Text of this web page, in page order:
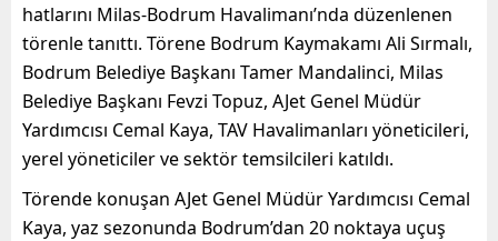
hatlarını Milas-Bodrum Havalimanı’nda düzenlenen
törenle tanıttı. Törene Bodrum Kaymakamı Ali Sırmalı,
Bodrum Belediye Başkanı Tamer Mandalinci, Milas
Belediye Başkanı Fevzi Topuz, AJet Genel Müdür
Yardımcısı Cemal Kaya, TAV Havalimanları yöneticileri,
yerel yöneticiler ve sektör temsilcileri katıldı.
Törende konuşan AJet Genel Müdür Yardımcısı Cemal
Kaya, yaz sezonunda Bodrum’dan 20 noktaya uçuş